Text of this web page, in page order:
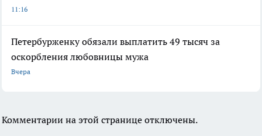
11:16
Петербурженку обязали выплатить 49 тысяч за
оскорбления любовницы мужа
Вчера
Комментарии на этой странице отключены.